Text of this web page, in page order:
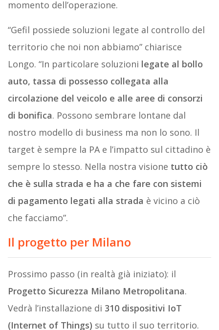
momento dell’operazione.
“Gefil possiede soluzioni legate al controllo del
territorio che noi non abbiamo” chiarisce
Longo. “In particolare soluzioni legate al bollo
auto, tassa di possesso collegata alla
circolazione del veicolo e alle aree di consorzi
di bonifica. Possono sembrare lontane dal
nostro modello di business ma non lo sono. Il
target è sempre la PA e l’impatto sul cittadino è
sempre lo stesso. Nella nostra visione tutto ciò
che è sulla strada e ha a che fare con sistemi
di pagamento legati alla strada è vicino a ciò
che facciamo”.
Il progetto per Milano
Prossimo passo (in realtà già iniziato): il
Progetto Sicurezza Milano Metropolitana.
Vedrà l’installazione di 310 dispositivi IoT
(Internet of Things) su tutto il suo territorio.